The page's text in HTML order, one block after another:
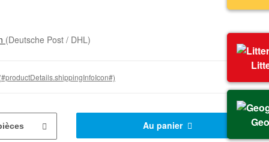
(Deutsche Post / DHL)
Au panier